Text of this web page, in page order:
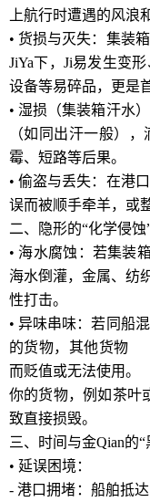
上航行时遭遇的风浪
• 货损与灭失：集装
JiYa下，Ji易发生变
设备等易碎品，更是
• 湿损（集装箱汗水
（如同出汗一般）
霉、短路等后果。
• 偷盗与丢失：在港
误而被顺手牵羊，或
二、隐形的“化学侵蚀
• 海水腐蚀：若集装
海水倒灌，金属、纺
性打击。
• 异味串味：若同船
的货物，其他货物
而贬值或无法使用。
你的货物，例如茶叶
致直接损毁。
三、时间与金Qian的“
• 延误困境：
- 港口拥堵：船舶抵